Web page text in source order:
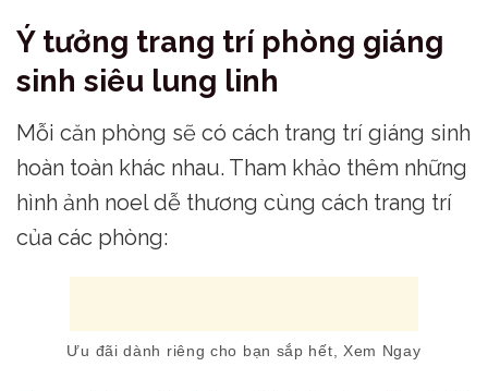
Ý tưởng trang trí phòng giáng
sinh siêu lung linh
Mỗi căn phòng sẽ có cách trang trí giáng sinh
hoàn toàn khác nhau. Tham khảo thêm những
hình ảnh noel dễ thương cùng cách trang trí
của các phòng:
Ưu đãi dành riêng cho bạn sắp hết, Xem Ngay